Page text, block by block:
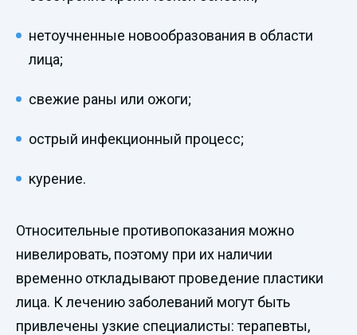
нетоучненные новообразования в области
лица;
свежие раны или ожоги;
острый инфекционный процесс;
курение.
Относительные противопоказания можно
нивелировать, поэтому при их наличии
временно откладывают проведение пластики
лица. К лечению заболеваний могут быть
привлечены узкие специалисты: терапевты,